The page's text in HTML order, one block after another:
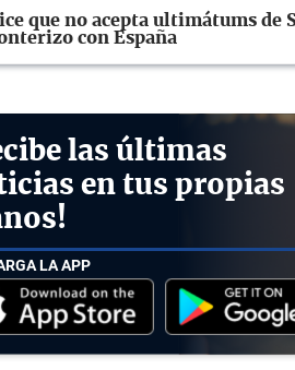
que no acepta ultimátums de
con España
las últimas
en tus propias
LA APP